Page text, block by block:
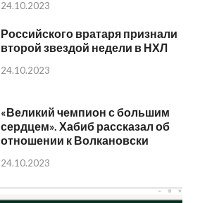
24.10.2023
Российского вратаря признали
второй звездой недели в НХЛ
24.10.2023
«Великий чемпион с большим
сердцем». Хабиб рассказал об
отношении к Волкановски
24.10.2023